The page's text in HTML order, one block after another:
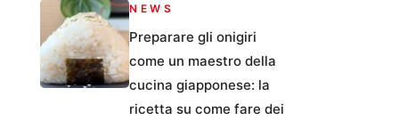
NEWS
Preparare gli onigiri
come un maestro della
cucina giapponese: la
ricetta su come fare dei